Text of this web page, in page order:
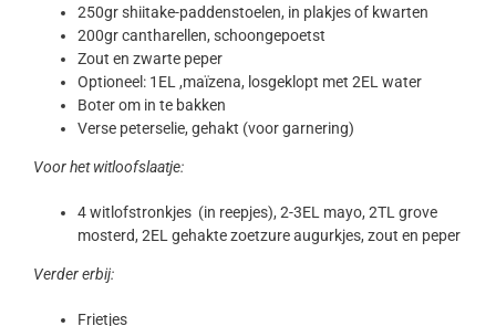
250gr shiitake-paddenstoelen, in plakjes of kwarten
200gr cantharellen, schoongepoetst
Zout en zwarte peper
Optioneel: 1EL ,maïzena, losgeklopt met 2EL water
Boter om in te bakken
Verse peterselie, gehakt (voor garnering)
Voor het witloofslaatje:
4 witlofstronkjes (in reepjes), 2-3EL mayo, 2TL grove
mosterd, 2EL gehakte zoetzure augurkjes, zout en peper
Verder erbij:
Frietjes